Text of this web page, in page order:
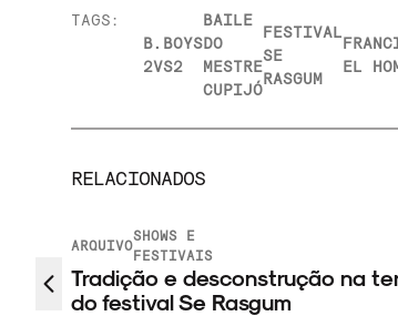
TAGS:
B.BOYS
2VS2
BAILE
DO
MESTRE
CUPIJÓ
FESTIVAL
SE
RASGUM
EL
RELACIONADOS
ARQUIVO
SHOWS E
FESTIVAIS
Tradição e desconstrução na
do festival Se Rasgum